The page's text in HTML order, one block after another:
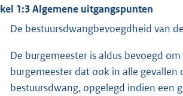
1:3 Algemene uitgangspunten
De bestuursdwangbevoegdheid van
De burgemeester is aldus bevoegd
burgemeester dat ook in alle
bestuursdwang, opgelegd indien een